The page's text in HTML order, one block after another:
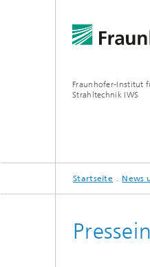
Fraunhofer-Institut
Strahltechnik IWS
ÜBER UNS
ZUKUNFT
Startseite News